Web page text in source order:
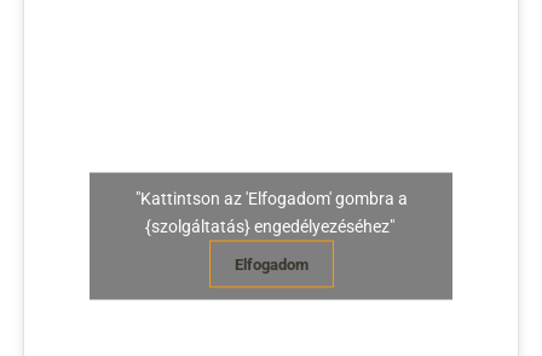
"Kattintson az 'Elfogadom' gombra a
{szolgáltatás} engedélyezéséhez"
Elfogadom